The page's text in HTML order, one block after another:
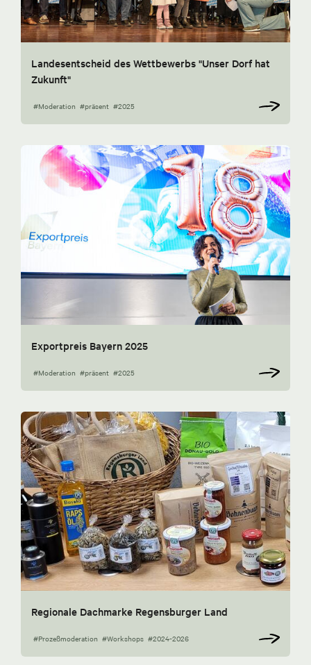
Landesentscheid des Wettbewerbs "Unser Dorf hat
Zukunft"
#Moderation #präsent #2025
Exportpreis Bayern 2025
#Moderation #präsent #2025
Regionale Dachmarke Regensburger Land
#Prozeßmoderation #Workshops #2024-2026